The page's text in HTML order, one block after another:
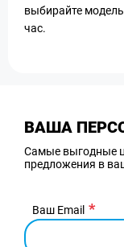
выбирайте
час.
ВАША
Самые выгодные
предложения в
Ваш Email